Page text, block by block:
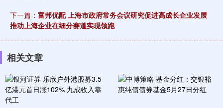
下一篇： 富邦优配 上海市政府常务会议研究促进高成长企业发展
推动上海企业在细分赛道实现领跑
相关文章